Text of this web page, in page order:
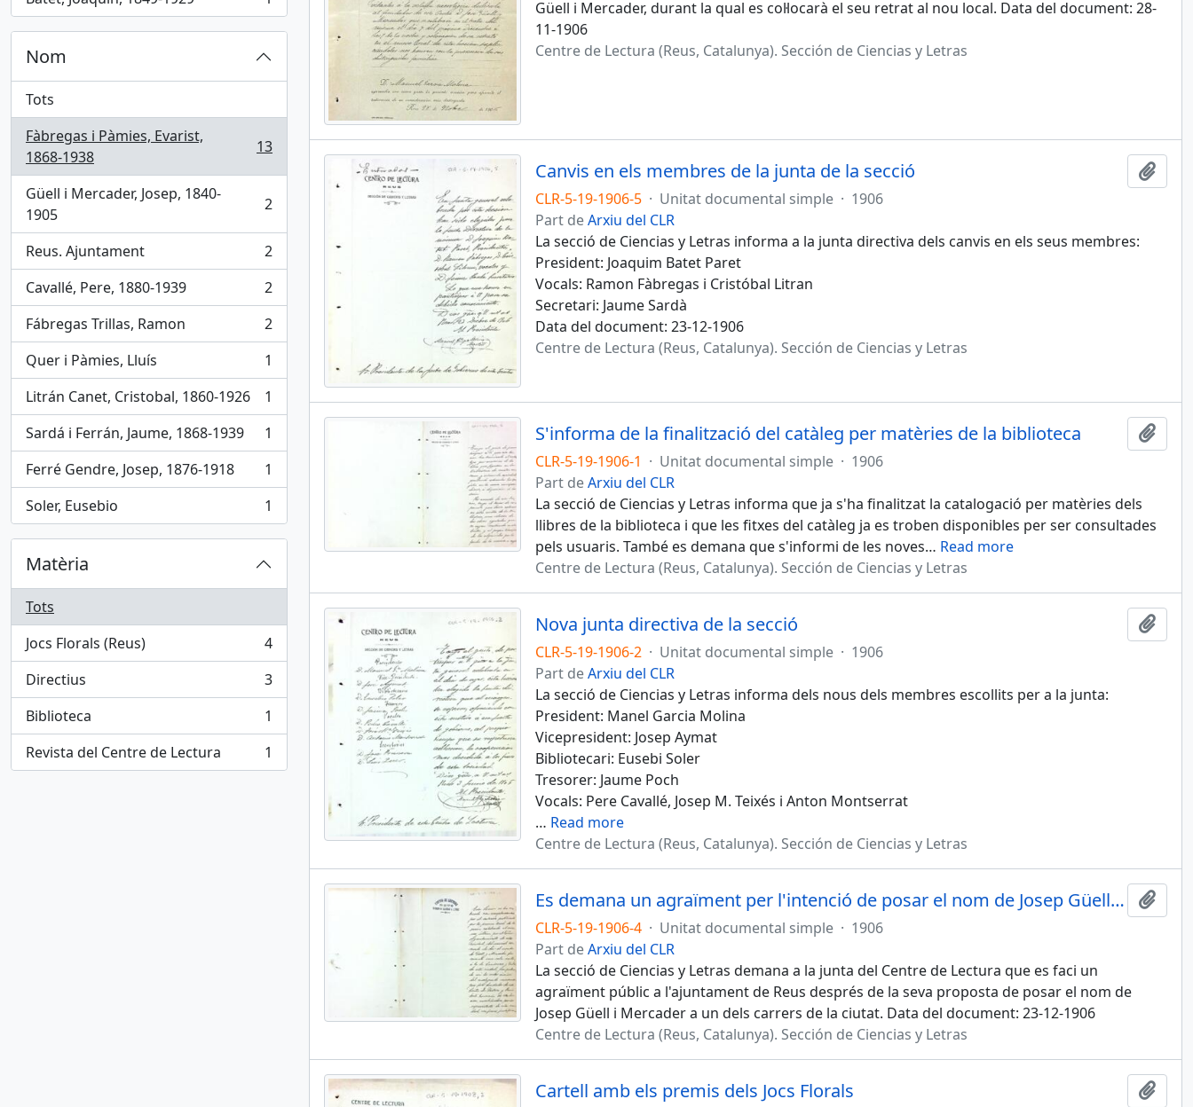
, 1 results
Nom
Tots
Fàbregas i Pàmies, Evarist,
1868-1938
, 13 results 13
Güell i Mercader, Josep, 1840-
1905
, 2 results 2
Reus. Ajuntament
, 2 results
2
Cavallé, Pere, 1880-1939
, 2 results
2
Fábregas Trillas, Ramon
, 2 results
2
Quer i Pàmies, Lluís
, 1 results
1
Litrán Canet, Cristobal, 1860-1926
, 1 results
1
Sardá i Ferrán, Jaume, 1868-1939
, 1 results
1
Ferré Gendre, Josep, 1876-1918
, 1 results
1
Soler, Eusebio
, 1 results 1
Matèria
Tots
Jocs Florals (Reus)
, 4 results
4
Directius
, 3 results
3
Biblioteca
, 1 results
1
Revista del Centre de Lectura
, 1 results 1
Güell i Mercader, durant la qual es col·locarà el seu retrat al nou local. Data del document: 28-
11-1906
Centre de Lectura (Reus, Catalunya). Sección de Ciencias y Letras
Canvis en els membres de la junta de la secció
CLR-5-19-1906-5 · Unitat documental simple · 1906
Part deArxiu del CLR
La secció de Ciencias y Letras informa a la junta directiva dels canvis en els seus membres:
President: Joaquim Batet Paret
Vocals: Ramon Fàbregas i Cristóbal Litran
Secretari: Jaume Sardà
Data del document: 23-12-1906
Centre de Lectura (Reus, Catalunya). Sección de Ciencias y Letras
S'informa de la finalització del catàleg per matèries de la biblioteca
CLR-5-19-1906-1 · Unitat documental simple · 1906
Part deArxiu del CLR
La secció de Ciencias y Letras informa que ja s'ha finalitzat la catalogació per matèries dels
llibres de la biblioteca i que les fitxes del catàleg ja es troben disponibles per ser consultades
pels usuaris. També es demana que s'informi de les noves… Read more
Centre de Lectura (Reus, Catalunya). Sección de Ciencias y Letras
Nova junta directiva de la secció
CLR-5-19-1906-2 · Unitat documental simple · 1906
Part deArxiu del CLR
La secció de Ciencias y Letras informa dels nous dels membres escollits per a la junta:
President: Manel Garcia Molina
Vicepresident: Josep Aymat
Bibliotecari: Eusebi Soler
Tresorer: Jaume Poch
Vocals: Pere Cavallé, Josep M. Teixés i Anton Montserrat
… Read more
Centre de Lectura (Reus, Catalunya). Sección de Ciencias y Letras
Es demana un agraïment per l'intenció de posar el nom de Josep Güell i Mercadera a un carrer de Reus
CLR-5-19-1906-4 · Unitat documental simple · 1906
Part deArxiu del CLR
La secció de Ciencias y Letras demana a la junta del Centre de Lectura que es faci un
agraïment públic a l'ajuntament de Reus després de la seva proposta de posar el nom de
Josep Güell i Mercader a un dels carrers de la ciutat. Data del document: 23-12-1906
Centre de Lectura (Reus, Catalunya). Sección de Ciencias y Letras
Cartell amb els premis dels Jocs Florals